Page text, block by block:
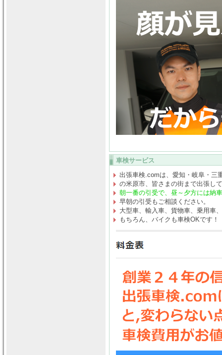
車検サービス
出張車検.comは、愛知・岐阜・三
の米原市、皆さまの街まで出張し
朝一番の引受で、昼～夕方には納車
早朝の引受もご相談ください。
大型車、輸入車、貨物車、乗用車
もちろん、バイクも車検OKです！